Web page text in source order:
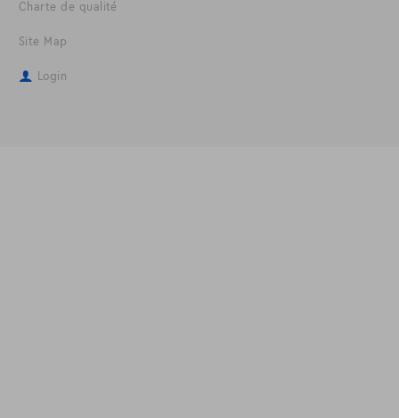
Charte de qualité
Site Map
Login